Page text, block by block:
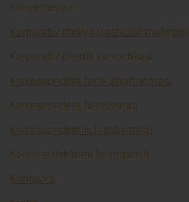
Konvertasiya
Korporativ moliya (tashkilot moliyasi)
Korporativ plastik kartochkasi
Korrespondent bank shartnomasi
Korrespondent hisobvaraq
Korrespondentlik hisobvarag'i
Korxona risklarini boshqarish
Kotirovka